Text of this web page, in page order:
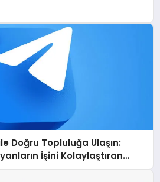
Doğru Topluluğa Ulaşın:
İşini Kolaylaştıran